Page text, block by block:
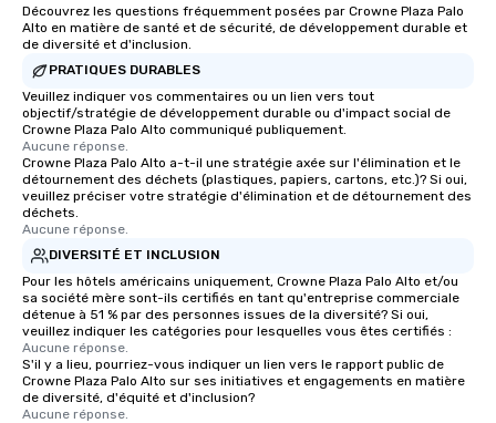
Découvrez les questions fréquemment posées par Crowne Plaza Palo
Alto en matière de santé et de sécurité, de développement durable et
de diversité et d'inclusion.
PRATIQUES DURABLES
Veuillez indiquer vos commentaires ou un lien vers tout
objectif/stratégie de développement durable ou d'impact social de
Crowne Plaza Palo Alto communiqué publiquement.
Aucune réponse.
Crowne Plaza Palo Alto a-t-il une stratégie axée sur l'élimination et le
détournement des déchets (plastiques, papiers, cartons, etc.)? Si oui,
veuillez préciser votre stratégie d'élimination et de détournement des
déchets.
Aucune réponse.
DIVERSITÉ ET INCLUSION
Pour les hôtels américains uniquement, Crowne Plaza Palo Alto et/ou
sa société mère sont-ils certifiés en tant qu'entreprise commerciale
détenue à 51 % par des personnes issues de la diversité? Si oui,
veuillez indiquer les catégories pour lesquelles vous êtes certifiés :
Aucune réponse.
S'il y a lieu, pourriez-vous indiquer un lien vers le rapport public de
Crowne Plaza Palo Alto sur ses initiatives et engagements en matière
de diversité, d'équité et d'inclusion?
Aucune réponse.